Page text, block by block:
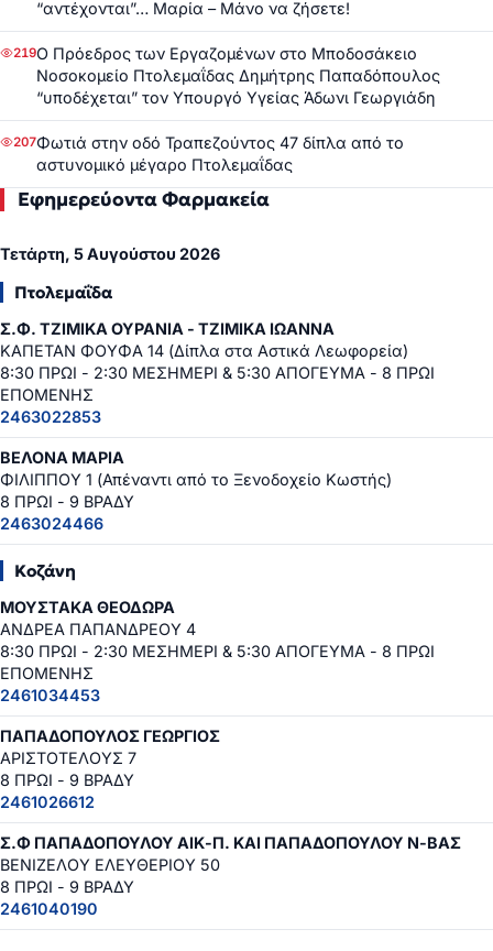
“αντέχονται”… Μαρία – Μάνο να ζήσετε!
219Ο Πρόεδρος των Εργαζομένων στο Μποδοσάκειο
Νοσοκομείο Πτολεμαΐδας Δημήτρης Παπαδόπουλος
“υποδέχεται” τον Υπουργό Υγείας Άδωνι Γεωργιάδη
207Φωτιά στην οδό Τραπεζούντος 47 δίπλα από το
αστυνομικό μέγαρο Πτολεμαΐδας
Εφημερεύοντα Φαρμακεία
Τετάρτη, 5 Αυγούστου 2026
Πτολεμαΐδα
Σ.Φ. ΤΖΙΜΙΚΑ ΟΥΡΑΝΙΑ - ΤΖΙΜΙΚΑ ΙΩΑΝΝΑ
ΚΑΠΕΤΑΝ ΦΟΥΦΑ 14 (Δίπλα στα Αστικά Λεωφορεία)
8:30 ΠΡΩΙ - 2:30 ΜΕΣΗΜΕΡΙ & 5:30 ΑΠΟΓΕΥΜΑ - 8 ΠΡΩΙ
ΕΠΟΜΕΝΗΣ
2463022853
ΒΕΛΟΝΑ ΜΑΡΙΑ
ΦΙΛΙΠΠΟΥ 1 (Απέναντι από το Ξενοδοχείο Κωστής)
8 ΠΡΩΙ - 9 ΒΡΑΔΥ
2463024466
Κοζάνη
ΜΟΥΣΤΑΚΑ ΘΕΟΔΩΡΑ
ΑΝΔΡΕΑ ΠΑΠΑΝΔΡΕΟΥ 4
8:30 ΠΡΩΙ - 2:30 ΜΕΣΗΜΕΡΙ & 5:30 ΑΠΟΓΕΥΜΑ - 8 ΠΡΩΙ
ΕΠΟΜΕΝΗΣ
2461034453
ΠΑΠΑΔΟΠΟΥΛΟΣ ΓΕΩΡΓΙΟΣ
ΑΡΙΣΤΟΤΕΛΟΥΣ 7
8 ΠΡΩΙ - 9 ΒΡΑΔΥ
2461026612
Σ.Φ ΠΑΠΑΔΟΠΟΥΛΟΥ ΑΙΚ-Π. ΚΑΙ ΠΑΠΑΔΟΠΟΥΛΟΥ Ν-ΒΑΣ
ΒΕΝΙΖΕΛΟΥ ΕΛΕΥΘΕΡΙΟΥ 50
8 ΠΡΩΙ - 9 ΒΡΑΔΥ
2461040190